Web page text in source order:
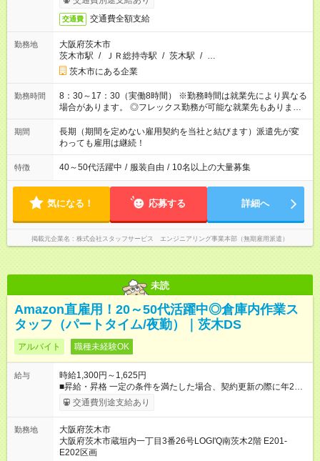
交通費 交通費全額支給
勤務地
大阪府茨木市
茨木市駅 / ＪＲ総持寺駅 / 茨木駅 / …
茨木市にある企業
勤務時間
8：30～17：30（実働8時間） ※勤務時間は就業先により異なる
場合があります。 ◎フレックス勤務が可能な就業先もありま
す。 ◎今よりもさらに働きやすい環境をつくるべく、 働き方
改革に全社をあげて取り組んでいます。
期間
長期（期間を定めない雇用契約を当社と結びます）派遣先が変
わっても雇用は継続！
特徴 40～50代活躍中 / 服装自由 / 10名以上の大量募集
気になる！ 応募する 詳細へ
掲載元企業名 株式会社スタッフサービス エンジニアリング事業本部（無期雇用派遣）
未読
Amazon直雇用！20～50代活躍中◎倉庫内作業ス
タッフ（パートタイム/夜勤）｜茨木DS
アルバイト 職種未経験OK
給与
時給1,300円～1,625円
■昇給・昇格 一定の条件を満たした場合、契約更新の際に年2回
まで昇給の機会があります。 ■正社員登用制度あり ※月末締/翌
月25日支払い ※時間外手当、別途支給 ※深夜割増賃金 (22:00～
☆Amazon直雇用で安定して働けます！ 【試用期間】試用期間あ
り 試用期間の長さ：1週間 雇用形態、給与は本採用時と同じで
す。
交通費別途支給あり
勤務地
大阪府茨木市
大阪府茨木市蔵垣内一丁目3番26号LOGI'Q南茨木2階 E201-
E202区画